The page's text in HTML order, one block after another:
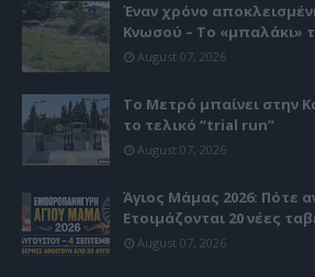
Έναν χρόνο
Κνωσού – Το «μπαλάκι»
August 07, 2026
Το Μετρό μπαίνει στην
το τελικό “trial run”
August 07, 2026
Άγιος Μάμας 2026: Πότε
Ετοιμάζονται 20 νέες
August 07, 2026